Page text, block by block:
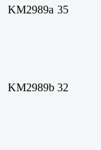
KM2989a 35
KM2989b 32